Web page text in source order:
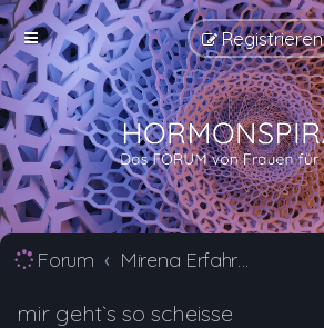
Registrieren
Forum Mirena Erfahrungsberichte und Nebenwirkungen
mir geht`s so scheisse